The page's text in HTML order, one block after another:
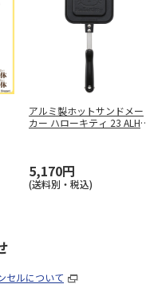
アルミ製ホットサンドメー
カー ハローキティ 23 ALHO
5,170円
(送料別・税込)
セルについて